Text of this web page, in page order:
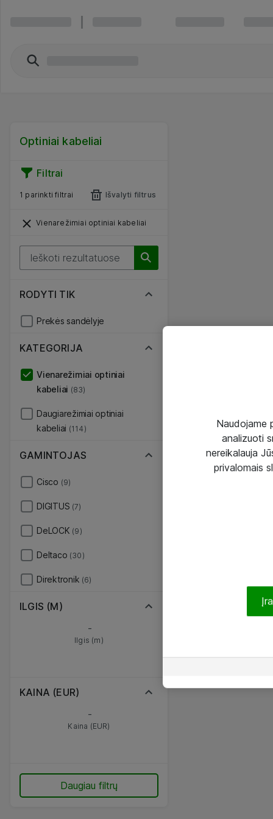
Optiniai kabeliai
Filtrai
1 parinkti filtrai Išvalyti filtrus
Vienarežimiai optiniai kabeliai
RODYTI TIK
Prekės sandėlyje
KATEGORIJA
Vienarežimiai optiniai
kabeliai (83)
Daugiarežimiai optiniai
kabeliai (114)
GAMINTOJAS
Cisco (9)
DIGITUS (7)
DeLOCK (9)
Deltaco (30)
Direktronik (6)
ILGIS (M)
-
Ilgis (m)
KAINA (EUR)
-
Kaina (EUR)
Daugiau filtrų
Naudojame
analizuoti
nereikalauja
privalomais